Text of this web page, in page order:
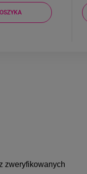
zweryfikowanych